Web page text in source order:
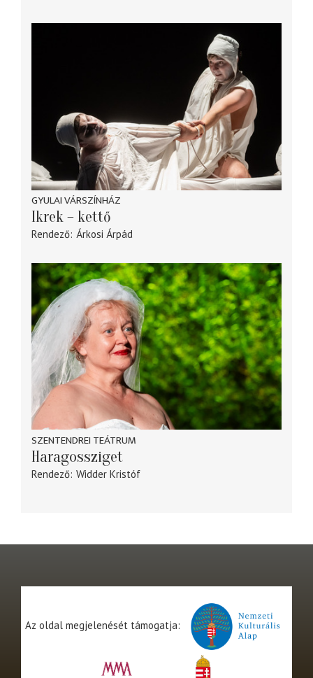
GYULAI VÁRSZÍNHÁZ
Ikrek – kettő
Rendező Árkosi Árpád
SZENTENDREI TEÁTRUM
Haragossziget
Rendező Widder Kristóf
Az oldal megjelenését támogatja: